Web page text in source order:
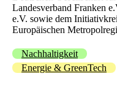
Landesverband Franken
e.V. sowie dem
Europäischen
Nachhaltigkeit
Energie & GreenTech